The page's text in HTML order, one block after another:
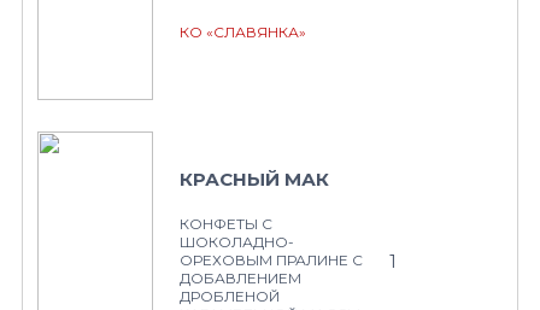
КО «СЛАВЯНКА»
КРАСНЫЙ МАК
КОНФЕТЫ С
ШОКОЛАДНО-
ОРЕХОВЫМ ПРАЛИНЕ С
ДОБАВЛЕНИЕМ
ДРОБЛЕНОЙ
1